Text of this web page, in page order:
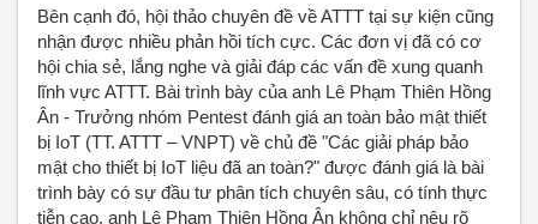
Bên cạnh đó, hội thảo chuyên đề về ATTT tại sự kiện cũng
nhận được nhiều phản hồi tích cực. Các đơn vị đã có cơ
hội chia sẻ, lắng nghe và giải đáp các vấn đề xung quanh
lĩnh vực ATTT. Bài trình bày của anh Lê Phạm Thiên Hồng
Ân - Trưởng nhóm Pentest đánh giá an toàn bảo mật thiết
bị IoT (TT. ATTT – VNPT) về chủ đề "Các giải pháp bảo
mật cho thiết bị IoT liệu đã an toàn?" được đánh giá là bài
trình bày có sự đầu tư phân tích chuyên sâu, có tính thực
tiễn cao, anh Lê Phạm Thiên Hồng Ân không chỉ nêu rõ